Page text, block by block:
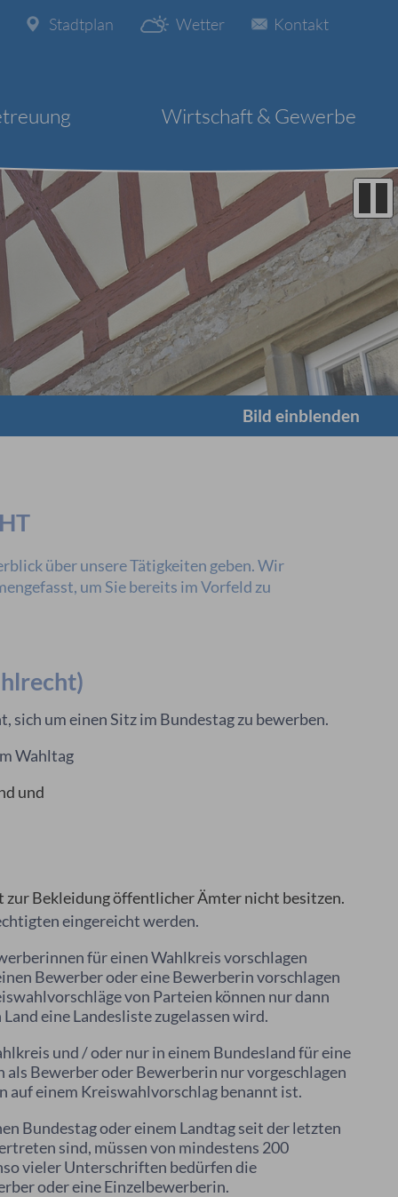
Kontakt
Wetter
Stadtplan
Wirtschaft & Gewerbe
Bild einblenden
über unsere Tätigkeiten geben. Wir
um Sie bereits im Vorfeld zu
sich um einen Sitz im Bundestag zu bewerben.
Wahltag
und
Bekleidung öffentlicher Ämter nicht besitzen.
eingereicht werden.
für einen Wahlkreis vorschlagen
Bewerber oder eine Bewerberin vorschlagen
von Parteien können nur dann
eine Landesliste zugelassen wird.
und / oder nur in einem Bundesland für eine
als Bewerber oder Bewerberin nur vorgeschlagen
auf einem Kreiswahlvorschlag benannt ist.
Bundestag oder einem Landtag seit der letzten
sind, müssen von mindestens 200
vieler Unterschriften bedürfen die
oder eine Einzelbewerberin.